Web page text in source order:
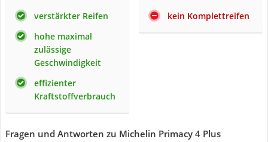
verstärkter Reifen
hohe maximal
zulässige
Geschwindigkeit
effizienter
Kraftstoffverbrauch
kein Komplettreifen
Fragen und Antworten zu Michelin Primacy 4 Plus